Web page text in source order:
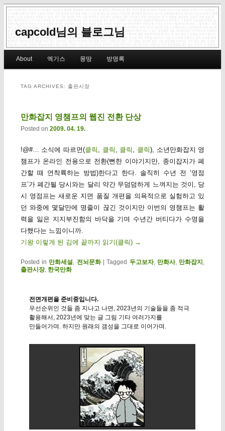
capcold님의 블로그님
Skip to primary content
Skip to secondary content
About 엑기스 몽땅 방명록
TAG ARCHIVES: 출판시장
만화잡지 영챔프의 웹진 전환 단상
Posted on 2009. 04. 19.
!@#… 소식에 따르면(클릭 클릭 클릭 클릭), 소년만화잡지 영
챔프가 온라인 전용으로 전환(뻔한 이야기지만, 종이잡지가 폐
간할 때 연착륙하는 방법)한다고 한다. 솔직히 수년 전 ‘영점
프’가 폐간될 당시와는 달리 약간 무덤덤하게 느껴지는 것이, 당
시 영점프는 새로운 지면 품질 개편을 의욕적으로 실험하고 있
던 와중에 몇달만에 명줄이 끊긴 것이지만 이번의 영챔프는 활
력을 잃은 지지부진함의 바닥을 기며 수년간 버티다가 수명을
다했다는 느낌이니까.
기왕 이렇게 된 김에 끝까지 읽기(클릭) →
Posted in 만화세설 전뇌문화 |Tagged 두고보자, 만화사, 만화잡지
출판시장, 한국만화
전면개편을 준비중입니다.
우선순위인 것들 좀 지나고 나면, 2023년의 기술들을 좀 적극
활용해서, 2023년에 맞는 글 그림 기타 여러가지를
만들어가며. 하지만 원래의 갬성을 그대로 이어가며.